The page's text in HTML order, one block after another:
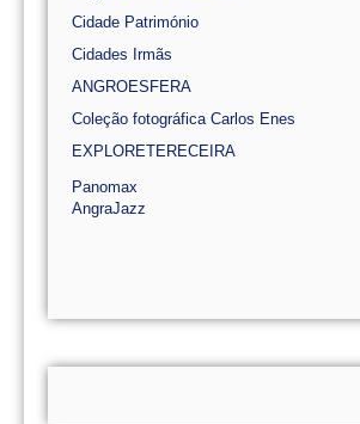
Cidade Património
Cidades Irmãs
ANGROESFERA
Coleção fotográfica Carlos Enes
EXPLORETERECEIRA
Panomax
AngraJazz